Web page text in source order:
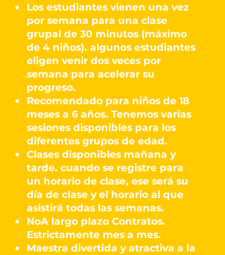
Los estudiantes vienen una vez
por semana para una clase
grupal de 30 minutos (máximo
de 4 niños). algunos estudiantes
eligen venir dos veces por
semana para acelerar su
progreso.
Recomendado para niños de 18
meses a 6 años. Tenemos varias
sesiones disponibles para los
diferentes grupos de edad.
Clases disponibles mañana y
tarde. cuando se registre para
un horario de clase, ese será su
día de clase y el horario al que
asistirá todas las semanas.
NoA largo plazo Contratos.
Estrictamente mes a mes.
Maestra divertida y atractiva a la